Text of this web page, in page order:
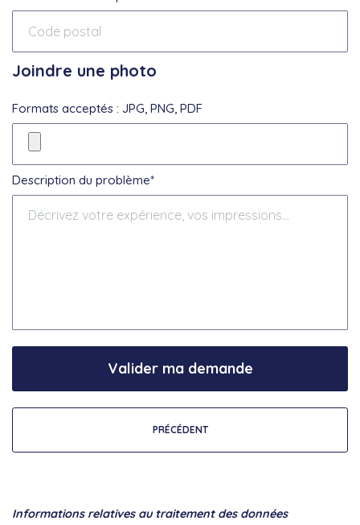
Joindre une photo
Formats acceptés : JPG, PNG, PDF
Description du problème*
PRÉCÉDENT
Valider ma demande
Informations relatives au traitement des données